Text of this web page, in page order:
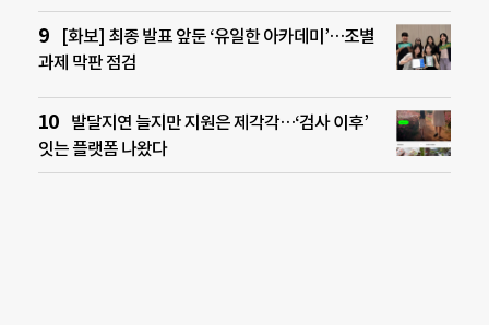
[화보] 최종 발표 앞둔 ‘유일한 아카데미’…조별
과제 막판 점검
발달지연 늘지만 지원은 제각각…‘검사 이후’
잇는 플랫폼 나왔다